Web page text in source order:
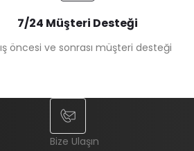
7/24 Müşteri Desteği
öncesi ve sonrası müşteri desteği
Bize Ulaşın